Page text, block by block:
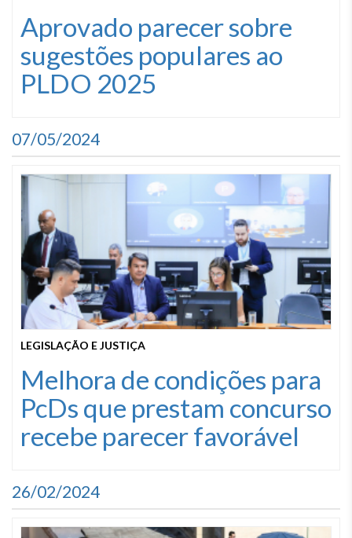
Aprovado parecer sobre
sugestões populares ao
PLDO 2025
07/05/2024
LEGISLAÇÃO E JUSTIÇA
Melhora de condições para
PcDs que prestam concurso
recebe parecer favorável
26/02/2024